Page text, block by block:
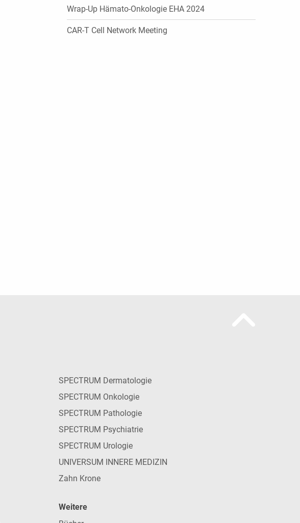
Wrap-Up Hämato-Onkologie EHA 2024
CAR-T Cell Network Meeting
SPECTRUM Dermatologie
SPECTRUM Onkologie
SPECTRUM Pathologie
SPECTRUM Psychiatrie
SPECTRUM Urologie
UNIVERSUM INNERE MEDIZIN
Zahn Krone
Weitere